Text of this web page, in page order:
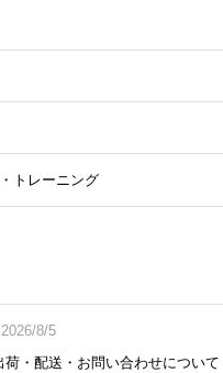
トレーニング
2026/8/5
荷・配送・お問い合わせについて